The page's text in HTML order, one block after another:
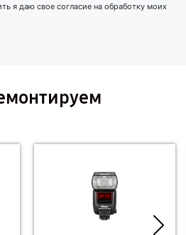
я даю свое согласие на обработку моих